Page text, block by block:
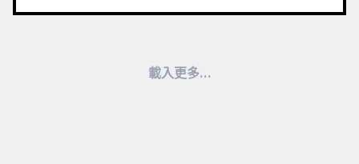
化",
    "clothing_and…
載入更多...